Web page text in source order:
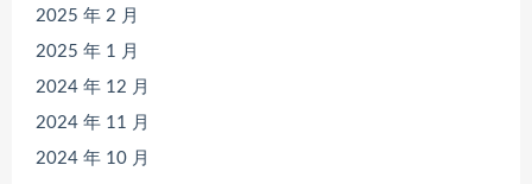
2025 年 2 月
2025 年 1 月
2024 年 12 月
2024 年 11 月
2024 年 10 月